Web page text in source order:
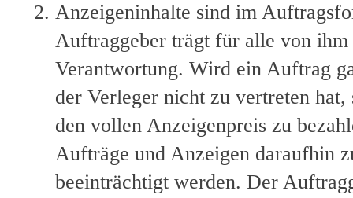
Anzeigeninhalte sind im
Auftraggeber trägt für alle von
Verantwortung. Wird ein Auftrag
der Verleger nicht zu vertreten
den vollen Anzeigenpreis zu
Aufträge und Anzeigen daraufhin
beeinträchtigt werden. Der